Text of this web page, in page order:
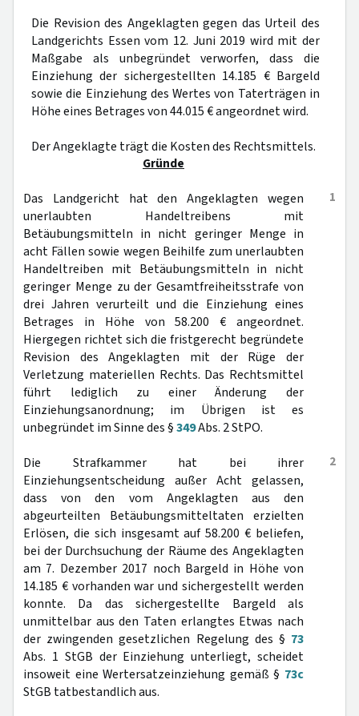
Die Revision des Angeklagten gegen das Urteil des
Landgerichts Essen vom 12. Juni 2019 wird mit der
Maßgabe als unbegründet verworfen, dass die
Einziehung der sichergestellten 14.185 € Bargeld
sowie die Einziehung des Wertes von Taterträgen in
Höhe eines Betrages von 44.015 € angeordnet wird.
Der Angeklagte trägt die Kosten des Rechtsmittels.
Gründe
1
Das Landgericht hat den Angeklagten wegen
unerlaubten Handeltreibens mit
Betäubungsmitteln in nicht geringer Menge in
acht Fällen sowie wegen Beihilfe zum unerlaubten
Handeltreiben mit Betäubungsmitteln in nicht
geringer Menge zu der Gesamtfreiheitsstrafe von
drei Jahren verurteilt und die Einziehung eines
Betrages in Höhe von 58.200 € angeordnet.
Hiergegen richtet sich die fristgerecht begründete
Revision des Angeklagten mit der Rüge der
Verletzung materiellen Rechts. Das Rechtsmittel
führt lediglich zu einer Änderung der
Einziehungsanordnung; im Übrigen ist es
unbegründet im Sinne des §349Abs. 2 StPO.
2
Die Strafkammer hat bei ihrer
Einziehungsentscheidung außer Acht gelassen,
dass von den vom Angeklagten aus den
abgeurteilten Betäubungsmitteltaten erzielten
Erlösen, die sich insgesamt auf 58.200 € beliefen,
bei der Durchsuchung der Räume des Angeklagten
am 7. Dezember 2017 noch Bargeld in Höhe von
14.185 € vorhanden war und sichergestellt werden
konnte. Da das sichergestellte Bargeld als
unmittelbar aus den Taten erlangtes Etwas nach
der zwingenden gesetzlichen Regelung des § 73
Abs. 1 StGB der Einziehung unterliegt, scheidet
insoweit eine Wertersatzeinziehung gemäß § 73c
StGB tatbestandlich aus.